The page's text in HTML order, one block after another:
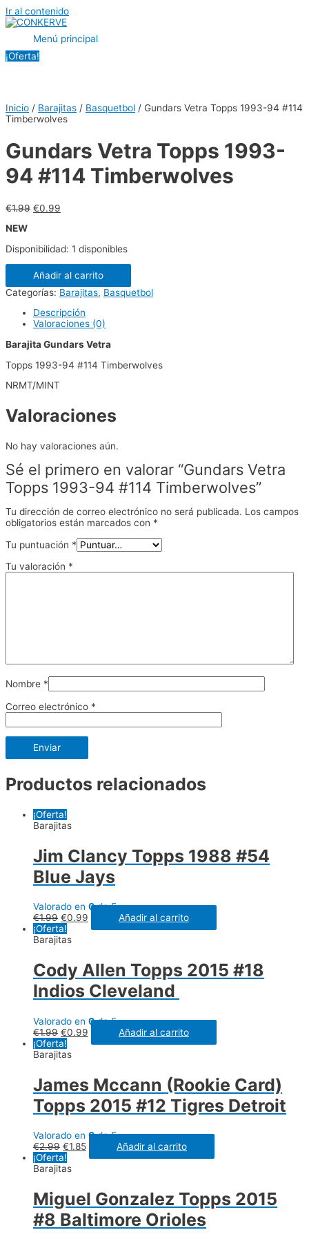
Ir al contenido
Menú principal
¡Oferta!
Inicio / Barajitas / Basquetbol / Gundars Vetra Topps 1993-94 #114
Timberwolves
Gundars Vetra Topps 1993-
94 #114 Timberwolves
€1.99 €0.99
NEW
Disponibilidad: 1 disponibles
Añadir al carrito
Categorías: Barajitas, Basquetbol
Descripción
Valoraciones (0)
Barajita Gundars Vetra
Topps 1993-94 #114 Timberwolves
NRMT/MINT
Valoraciones
No hay valoraciones aún.
Sé el primero en valorar “Gundars Vetra
Topps 1993-94 #114 Timberwolves”
Tu dirección de correo electrónico no será publicada. Los campos
obligatorios están marcados con *
Tu puntuación *
Tu valoración *
Nombre *
Correo electrónico *
Productos relacionados
¡Oferta!
Barajitas
Jim Clancy Topps 1988 #54
Blue Jays
Valorado en 0de 5
€1.99 €0.99
Añadir al carrito
¡Oferta!
Barajitas
Cody Allen Topps 2015 #18
Indios Cleveland
Valorado en 0de 5
€1.99 €0.99
Añadir al carrito
¡Oferta!
Barajitas
James Mccann (Rookie Card)
Topps 2015 #12 Tigres Detroit
Valorado en 0de 5
€2.99 €1.85
Añadir al carrito
¡Oferta!
Barajitas
Miguel Gonzalez Topps 2015
#8 Baltimore Orioles